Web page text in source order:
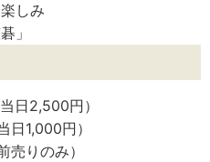
しみ
」
当日2,500円）
日1,000円）
売りのみ）